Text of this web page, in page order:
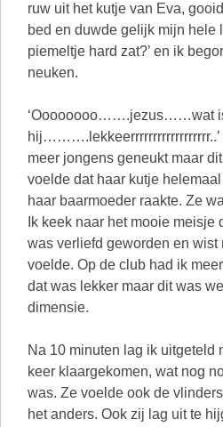
ruw uit het kutje van Eva,
bed en duwde gelijk mijn hele
piemeltje hard zat?’ en ik
neuken.
‘Oooooooo…….jezus……wat
hij……….lekkeerrrrrrrrrrrrrrrrrr..’
meer jongens geneukt maar
voelde dat haar kutje
haar baarmoeder raakte. Ze
Ik keek naar het mooie meisje
was verliefd geworden en wist
voelde. Op de club had ik
dat was lekker maar dit was
dimensie.
Na 10 minuten lag ik uitgeteld
keer klaargekomen, wat nog
was. Ze voelde ook de
het anders. Ook zij lag uit te